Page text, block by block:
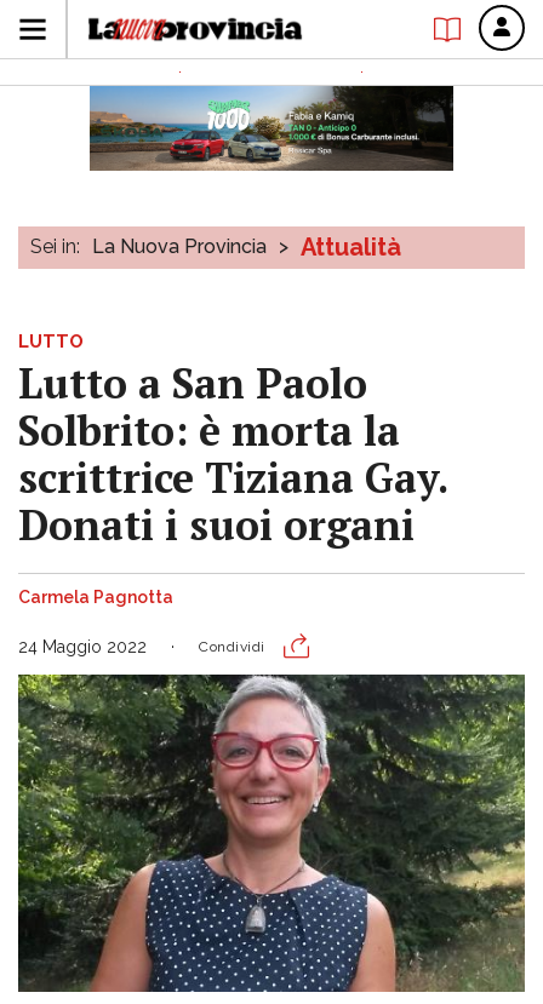
Sei in: La Nuova Provincia > Attualità
LUTTO
Lutto a San Paolo
Solbrito: è morta la
scrittrice Tiziana Gay.
Donati i suoi organi
Carmela Pagnotta
24 Maggio 2022 Condividi